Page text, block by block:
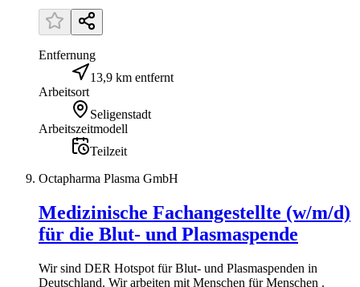
Entfernung
13,9 km entfernt
Arbeitsort
Seligenstadt
Arbeitszeitmodell
Teilzeit
Octapharma Plasma GmbH
Medizinische Fachangestellte (w/m/d)
für die Blut- und Plasmaspende
Wir sind DER Hotspot für Blut- und Plasmaspenden in
Deutschland. Wir arbeiten mit Menschen für Menschen .